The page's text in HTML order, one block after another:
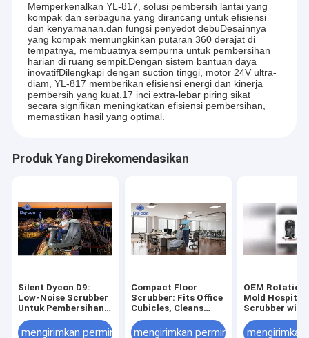
Memperkenalkan YL-817, solusi pembersih lantai yang
kompak dan serbaguna yang dirancang untuk efisiensi
dan kenyamanan.dan fungsi penyedot debuDesainnya
yang kompak memungkinkan putaran 360 derajat di
tempatnya, membuatnya sempurna untuk pembersihan
harian di ruang sempit.Dengan sistem bantuan daya
inovatifDilengkapi dengan suction tinggi, motor 24V ultra-
diam, YL-817 memberikan efisiensi energi dan kinerja
pembersih yang kuat.17 inci extra-lebar piring sikat
secara signifikan meningkatkan efisiensi pembersihan,
memastikan hasil yang optimal.
Produk Yang Direkomendasikan
Silent Dycon D9:
Low-Noise Scrubber
Untuk Pembersihan
Taman Hiburan di
siang hari.
mengirimkan permintaan
Compact Floor
Scrubber: Fits Office
Cubicles, Cleans
Fast – Perfect For
Tight Workspace
mengirimkan permintaan
OEM
Mold Hospital
Scrubber with
Rubber Blade
Certification